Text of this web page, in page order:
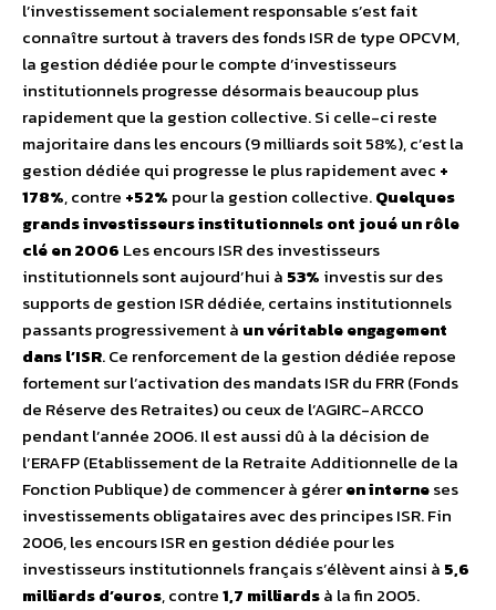
l’investissement socialement responsable s’est fait
connaître surtout à travers des fonds ISR de type OPCVM,
la gestion dédiée pour le compte d’investisseurs
institutionnels progresse désormais beaucoup plus
rapidement que la gestion collective. Si celle-ci reste
majoritaire dans les encours (9 milliards soit 58%), c’est la
gestion dédiée qui progresse le plus rapidement avec +
178%, contre +52% pour la gestion collective.Quelques
grands investisseurs institutionnels ont joué un rôle
clé en 2006 Les encours ISR des investisseurs
institutionnels sont aujourd’hui à 53% investis sur des
supports de gestion ISR dédiée, certains institutionnels
passants progressivement à un véritable engagement
dans l’ISR. Ce renforcement de la gestion dédiée repose
fortement sur l’activation des mandats ISR du FRR (Fonds
de Réserve des Retraites) ou ceux de l’AGIRC-ARCCO
pendant l’année 2006. Il est aussi dû à la décision de
l’ERAFP (Etablissement de la Retraite Additionnelle de la
Fonction Publique) de commencer à géreren interneses
investissements obligataires avec des principes ISR. Fin
2006, les encours ISR en gestion dédiée pour les
investisseurs institutionnels français s’élèvent ainsi à 5,6
milliards d’euros, contre1,7 milliardsà la fin 2005.